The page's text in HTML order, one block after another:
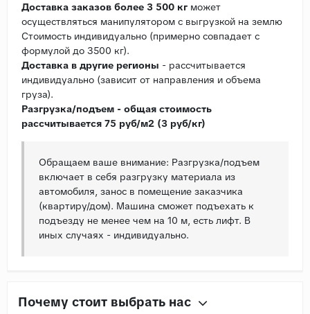
Доставка заказов более 3 500 кг может
осуществляться манипулятором с выгрузкой на землю
Стоимость индивидуально (примерно совпадает с
формулой до 3500 кг).
Доставка в другие регионы - рассчитывается
индивидуально (зависит от направления и объема
груза).
Разгрузка/подъем - общая стоимость
рассчитывается 75 руб/м2 (3 руб/кг)
Обращаем ваше внимание: Разгрузка/подъем
включает в себя разгрузку материала из
автомобиля, занос в помещение заказчика
(квартиру/дом). Машина сможет подъехать к
подъезду не менее чем на 10 м, есть лифт. В
иных случаях - индивидуально.
Почему стоит выбрать нас